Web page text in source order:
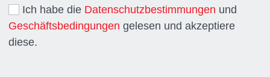
Ich habe die Datenschutzbestimmungen und
Geschäftsbedingungen gelesen und akzeptiere
diese.